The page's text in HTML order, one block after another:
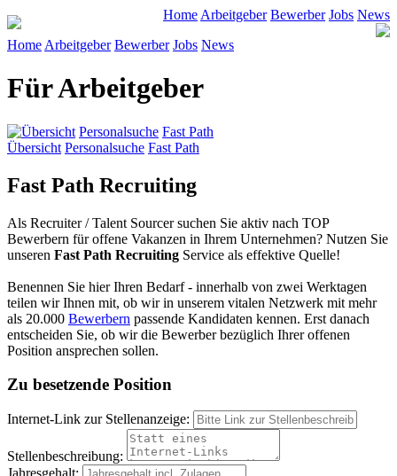
Home Arbeitgeber Bewerber Jobs News
Home Arbeitgeber Bewerber Jobs News
Für Arbeitgeber
Übersicht Personalsuche Fast Path
Übersicht Personalsuche Fast Path
Fast Path Recruiting
Als Recruiter / Talent Sourcer suchen Sie aktiv nach TOP
Bewerbern für offene Vakanzen in Ihrem Unternehmen? Nutzen Sie
unseren Fast Path Recruiting Service als effektive Quelle!
Benennen Sie hier Ihren Bedarf - innerhalb von zwei Werktagen
teilen wir Ihnen mit, ob wir in unserem vitalen Netzwerk mit mehr
als 20.000 Bewerbern passende Kandidaten kennen. Erst danach
entscheiden Sie, ob wir die Bewerber bezüglich Ihrer offenen
Position ansprechen sollen.
Zu besetzende Position
Internet-Link zur Stellenanzeige:
Stellenbeschreibung: